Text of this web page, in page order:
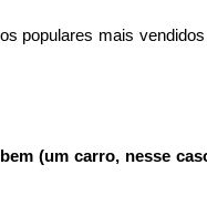
populares mais
(um carro, nesse